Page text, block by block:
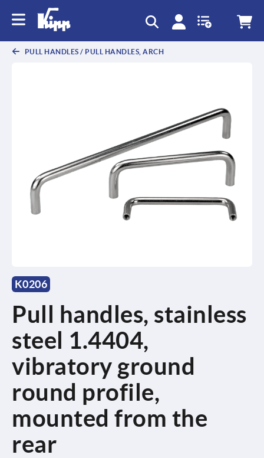
PULL HANDLES / PULL HANDLES, ARCH
K0206
Pull handles, stainless
steel 1.4404,
vibratory ground
round profile,
mounted from the
rear